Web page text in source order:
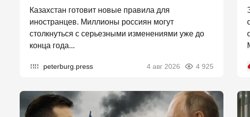
Казахстан готовит новые правила для
иностранцев. Миллионы россиян могут
столкнуться с серьезными изменениями уже до
конца года...
peterburg.press 4 авг 2026 4 925